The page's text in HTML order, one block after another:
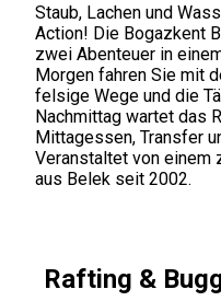
Staub, Lachen und
Action! Die Bogazkent
zwei Abenteuer in
Morgen fahren Sie mit
felsige Wege und die
Nachmittag wartet das
Mittagessen, Transfer
Veranstaltet von einem
aus Belek seit 2002.
Rafting &